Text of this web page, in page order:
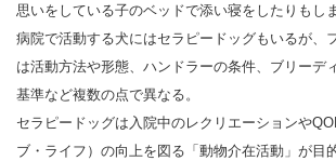
思いをしている子のベッドで添い寝をしたりもし
病院で活動する犬にはセラピードッグもいるが、
は活動方法や形態、ハンドラーの条件、ブリーデ
基準など複数の点で異なる。
セラピードッグは入院中のレクリエーションや
ブ・ライフ）の向上を図る「動物介在活動」が目